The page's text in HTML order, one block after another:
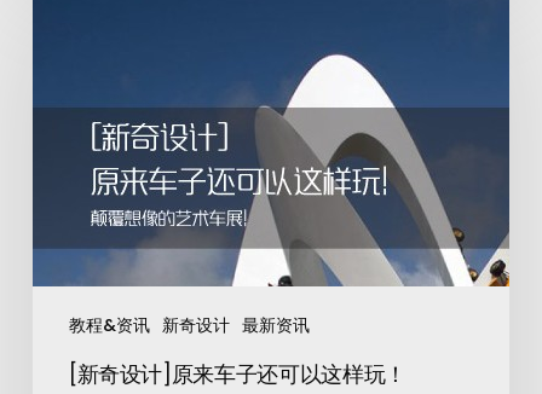
教程&资讯 新奇设计 最新资讯
[新奇设计]原来车子还可以这样玩！